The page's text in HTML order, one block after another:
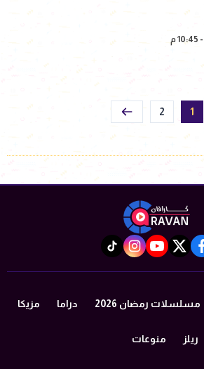
1
2
facebook
twitter
youtube
instagram
tiktok
مسلسلات رمضان 2026 دراما مزيكا
ريلز منوعات